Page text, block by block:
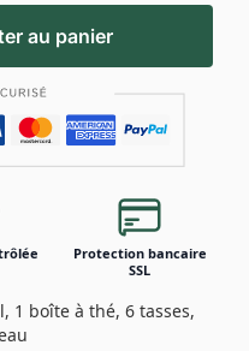
au panier
Protection bancaire
SSL
1 boîte à thé, 6 tasses,